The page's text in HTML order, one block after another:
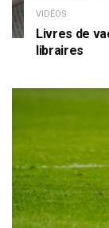
VIDÉOS
Livres de
libraires